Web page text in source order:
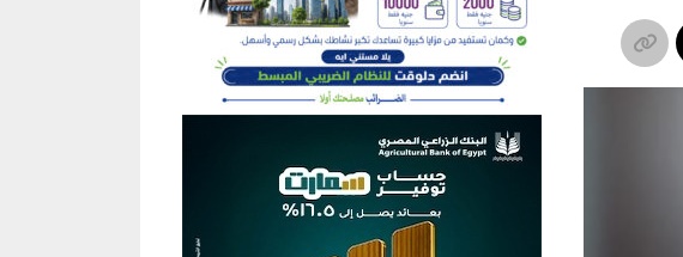
منطقة إعلانية